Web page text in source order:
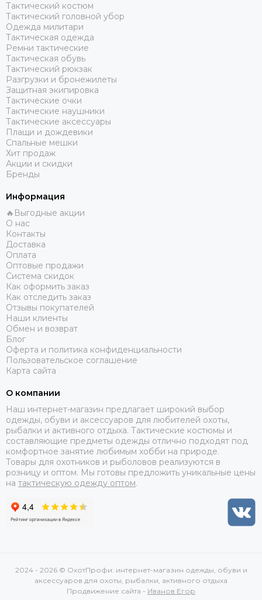
Тактический костюм
Тактический головной убор
Одежда милитари
Тактическая одежда
Ремни тактические
Тактическая обувь
Тактический рюкзак
Разгрузки и бронежилеты
Защитная экипировка
Тактические очки
Тактические наушники
Тактические аксессуары
Плащи и дождевики
Спальные мешки
Хит продаж
Акции и скидки
Бренды
Информация
🔥Выгодные акции
О нас
Контакты
Доставка
Оплата
Оптовые продажи
Система скидок
Как оформить заказ
Как отследить заказ
Отзывы покупателей
Наши клиенты
Обмен и возврат
Блог
Оферта и политика конфиденциальности
Пользовательское соглашение
Карта сайта
О компании
Наш интернет-магазин предлагает широкий выбор
одежды, обуви и аксессуаров для любителей охоты,
рыбалки и активного отдыха. Тактические костюмы и
составляющие предметы одежды отлично подходят под
комфортное занятие любимым хобби на природе.
Товары для охотников и рыболовов реализуются в
розницу и оптом. Мы готовы предложить уникальные цены
на тактическую одежду оптом.
2024 - 2026 © ОхотПрофи: интернет-магазин одежды, обуви и
аксессуаров для охоты, рыбалки, активного отдыха
Продвижение сайта - Иванов Егор